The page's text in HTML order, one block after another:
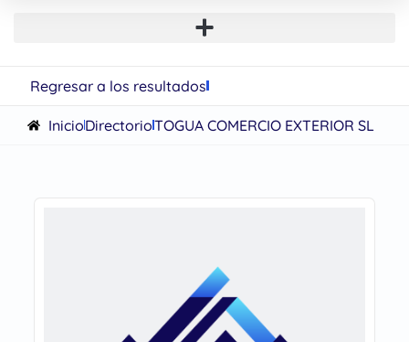
Regresar a los resultados
InicioDirectorioTOGUA COMERCIO EXTERIOR SL